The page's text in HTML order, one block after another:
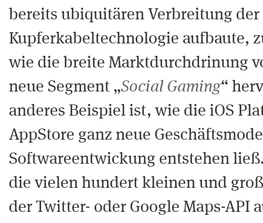
bereits ubiquitären Verbreitung der
Kupferkabeltechnologie aufbaute,
wie die breite Marktdurchdrinung
neue Segment „Social Gaming“
anderes Beispiel ist, wie die iOS
AppStore ganz neue
Softwareentwickung entstehen
die vielen hundert kleinen und
der Twitter- oder Google Maps-API